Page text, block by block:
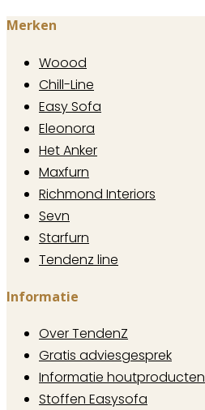
Merken
Woood
Chill-Line
Easy Sofa
Eleonora
Het Anker
Maxfurn
Richmond Interiors
Sevn
Starfurn
Tendenz line
Informatie
Over TendenZ
Gratis adviesgesprek
Informatie houtproducten
Stoffen Easysofa